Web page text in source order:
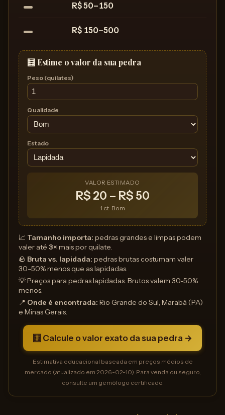
R$ 50–150
R$ 150–500
🧮 Estime o valor da sua pedra
Peso (quilates)
Qualidade
Estado
VALOR ESTIMADO
R$ 20 – R$ 50
1 ct · Bom
📈 Tamanho importa: pedras grandes e limpas podem
valer até 3× mais por quilate.
🪨 Bruta vs. lapidada: pedras brutas costumam valer
30–50% menos que as lapidadas.
💡 Preços para pedras lapidadas. Brutos valem 30-50%
menos.
📍 Onde é encontrada: Rio Grande do Sul, Marabá (PA)
e Minas Gerais.
🧮 Calcule o valor exato da sua pedra →
Estimativa educacional baseada em preços médios de
mercado (atualizado em 2026-02-10). Para venda ou seguro,
consulte um gemólogo certificado.